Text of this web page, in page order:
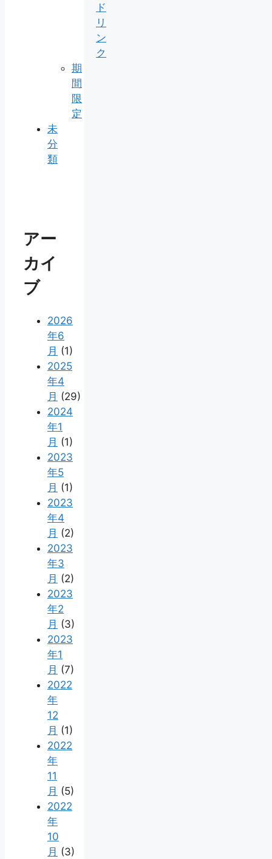
ド
リ
ン
ク
期
間
限
定
未
分
類
アー
カイ
ブ
2026
年6
月 (1)
2025
年4
月 (29)
2024
年1
月 (1)
2023
年5
月 (1)
2023
年4
月 (2)
2023
年3
月 (2)
2023
年2
月 (3)
2023
年1
月 (7)
2022
年
12
月 (1)
2022
年
11
月 (5)
2022
年
10
月 (3)